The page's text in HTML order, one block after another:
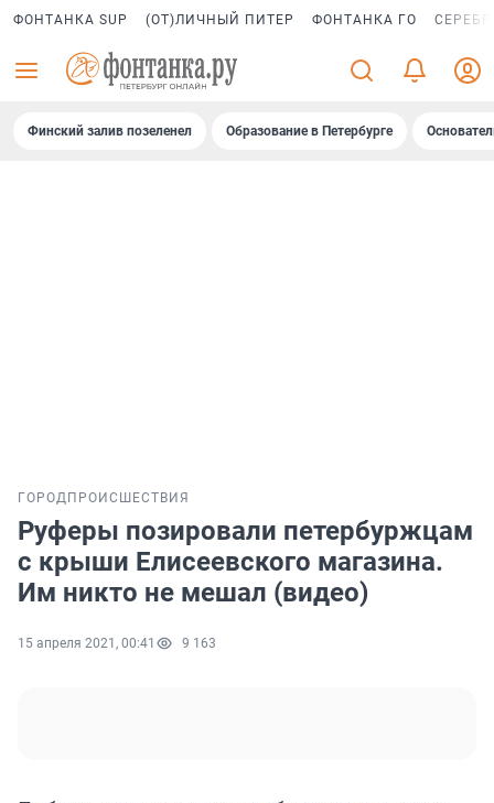
ФОНТАНКА SUP (ОТ)ЛИЧНЫЙ ПИТЕР ФОНТАНКА ГО
Финский залив позеленел Образование в Петербурге
ГОРОД ПРОИСШЕСТВИЯ
Руферы позировали петербуржцам
с крыши Елисеевского магазина.
Им никто не мешал (видео)
15 апреля 2021, 00:41 9 163